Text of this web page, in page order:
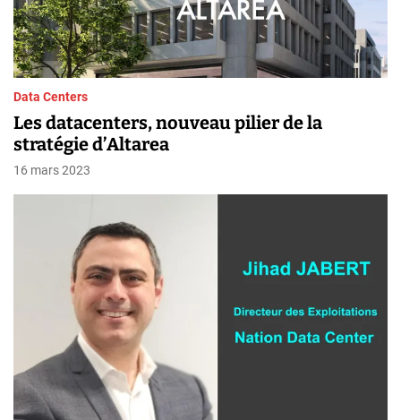
Data Centers
Les datacenters, nouveau pilier de la
stratégie d’Altarea
16 mars 2023